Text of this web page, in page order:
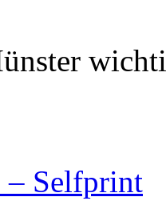
Selfprint